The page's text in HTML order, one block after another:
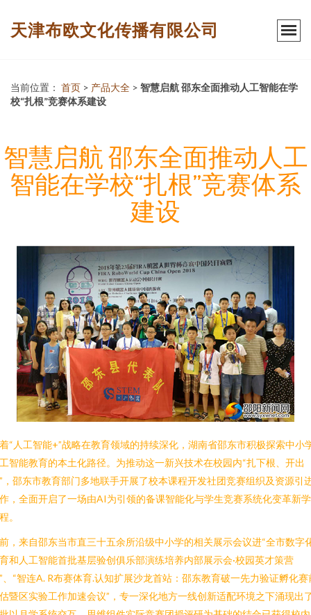
天津布欧文化传播有限公司
当前位置： 首页 > 产品大全 > 智慧启航 邵东全面推动人工智能在学
校“扎根”竞赛体系建设
智慧启航 邵东全面推动人工
智能在学校“扎根”竞赛体系
建设
“人工智能+”战略在教育领域的持续深化，湖南省邵东市积极探索中小
智能教育的本土化路径。为推动这一新兴技术在校园内“扎下根、开出
，邵东市教育部门多地联手开展了校本课程开发社团竞赛组织及资源引
，全面开启了一场由AI为引领的备课智能化与学生竞赛系统化变革新
。
，来自邵东当市直三十五余所沿级中小学的相关展示会议进“全市数字
和人工智能首批基层验创俱乐部演练培养内部展示会·校园英才策营
、“智连A. R布赛体育.认知扩展沙龙首站：邵东教育破一先力验证孵化赛
暨区实验工作加速会议”，专一深化地方一线创新适配环境之下涌现出